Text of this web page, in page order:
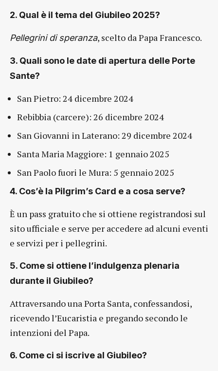
2. Qual è il tema del Giubileo 2025?
Pellegrini di speranza, scelto da Papa Francesco.
3. Quali sono le date di apertura delle Porte
Sante?
San Pietro: 24 dicembre 2024
Rebibbia (carcere): 26 dicembre 2024
San Giovanni in Laterano: 29 dicembre 2024
Santa Maria Maggiore: 1 gennaio 2025
San Paolo fuori le Mura: 5 gennaio 2025
4. Cos’è la Pilgrim’s Card e a cosa serve?
È un pass gratuito che si ottiene registrandosi sul
sito ufficiale e serve per accedere ad alcuni eventi
e servizi per i pellegrini.
5. Come si ottiene l’indulgenza plenaria
durante il Giubileo?
Attraversando una Porta Santa, confessandosi,
ricevendo l’Eucaristia e pregando secondo le
intenzioni del Papa.
6. Come ci si iscrive al Giubileo?